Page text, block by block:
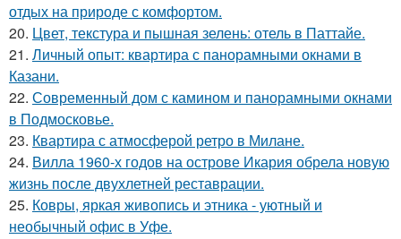
отдых на природе с комфортом.
20. Цвет, текстура и пышная зелень: отель в Паттайе.
21. Личный опыт: квартира с панорамными окнами в
Казани.
22. Современный дом с камином и панорамными окнами
в Подмосковье.
23. Квартира с атмосферой ретро в Милане.
24. Вилла 1960-х годов на острове Икария обрела новую
жизнь после двухлетней реставрации.
25. Ковры, яркая живопись и этника - уютный и
необычный офис в Уфе.